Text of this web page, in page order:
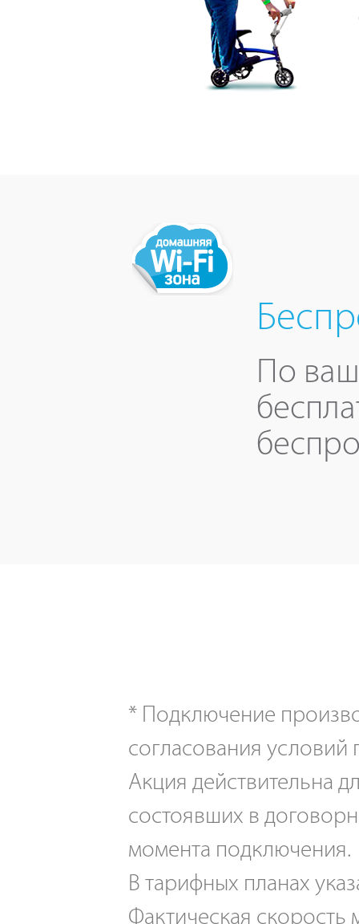
По
* Подключение
согласования
Акция действительна
состоявших в
момента подключения.
В тарифных планах
Фактическая скорость